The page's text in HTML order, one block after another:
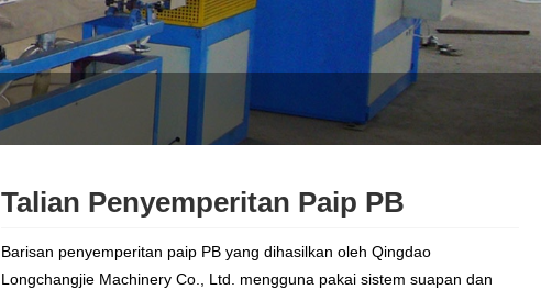
Talian Penyemperitan Paip PB
Barisan penyemperitan paip PB yang dihasilkan oleh Qingdao
Longchangjie Machinery Co., Ltd. mengguna pakai sistem suapan dan